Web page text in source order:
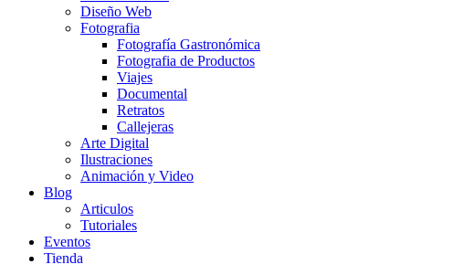
Diseño Web
Fotografia
Fotografía Gastronómica
Fotografia de Productos
Viajes
Documental
Retratos
Callejeras
Arte Digital
Ilustraciones
Animación y Video
Blog
Articulos
Tutoriales
Eventos
Tienda